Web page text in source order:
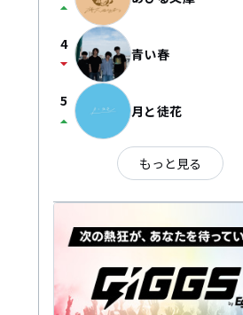
arrow_drop_up
4
arrow_drop_down 青い春
5
arrow_drop_up 月と徒花
もっと見る